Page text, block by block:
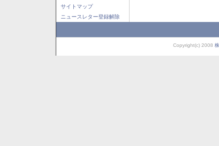
サイトマップ
ニュースレター登録解除
Copyright(c) 2008